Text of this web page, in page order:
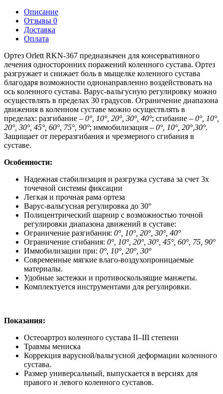
Описание
Отзывы 0
Доставка
Оплата
Ортез Orlett RKN-367 предназначен для консервативного
лечения односторонних поражений коленного сустава. Ортез
разгружает и снижает боль в мыщелке коленного сустава
благодаря возможности однонаправленно воздействовать на
ось коленного сустава. Варус-вальгусную регулировку можно
осуществлять в пределах 30 градусов. Ограничение диапазона
движения в коленном суставе можно осуществлять в
пределах: разгибание – 0°, 10°, 20°, 30°, 40°; сгибание – 0°, 10°,
20°, 30°, 45°, 60°, 75°, 90°; иммобилизация – 0°, 10°, 20°,30°.
Защищает от переразгибания и чрезмерного сгибания в
суставе.
Особенности:
Надежная стабилизация и разгрузка сустава за счет 3х
точечной системы фиксации
Легкая и прочная рама ортеза
Варус-вальгусная регулировка до 30°
Полицентрический шарнир с возможностью точной
регулировки диапазона движений в суставе:
Ограничение разгибания: 0°, 10°, 20°, 30°, 40°
Ограничение сгибания: 0°, 10°, 20°, 30°, 45°, 60°, 75, 90°
Иммобилизации при: 0°, 10°, 20°, 30°
Современные мягкие влаго-воздухопроницаемые
материалы.
Удобные застежки и противоскользящие манжеты.
Комплектуется инструментами для регулировки.
Показания:
Остеоартроз коленного сустава II–III степени
Травмы мениска
Коррекция варусной/вальгусной деформации коленного
сустава.
Размер универсальный, выпускается в версиях для
правого и левого коленного суставов.